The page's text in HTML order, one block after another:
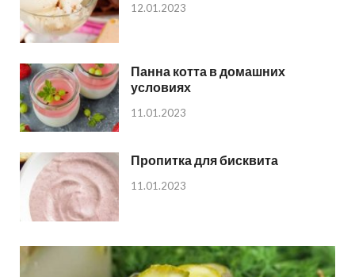
12.01.2023
Панна котта в домашних
условиях
11.01.2023
Пропитка для бисквита
11.01.2023